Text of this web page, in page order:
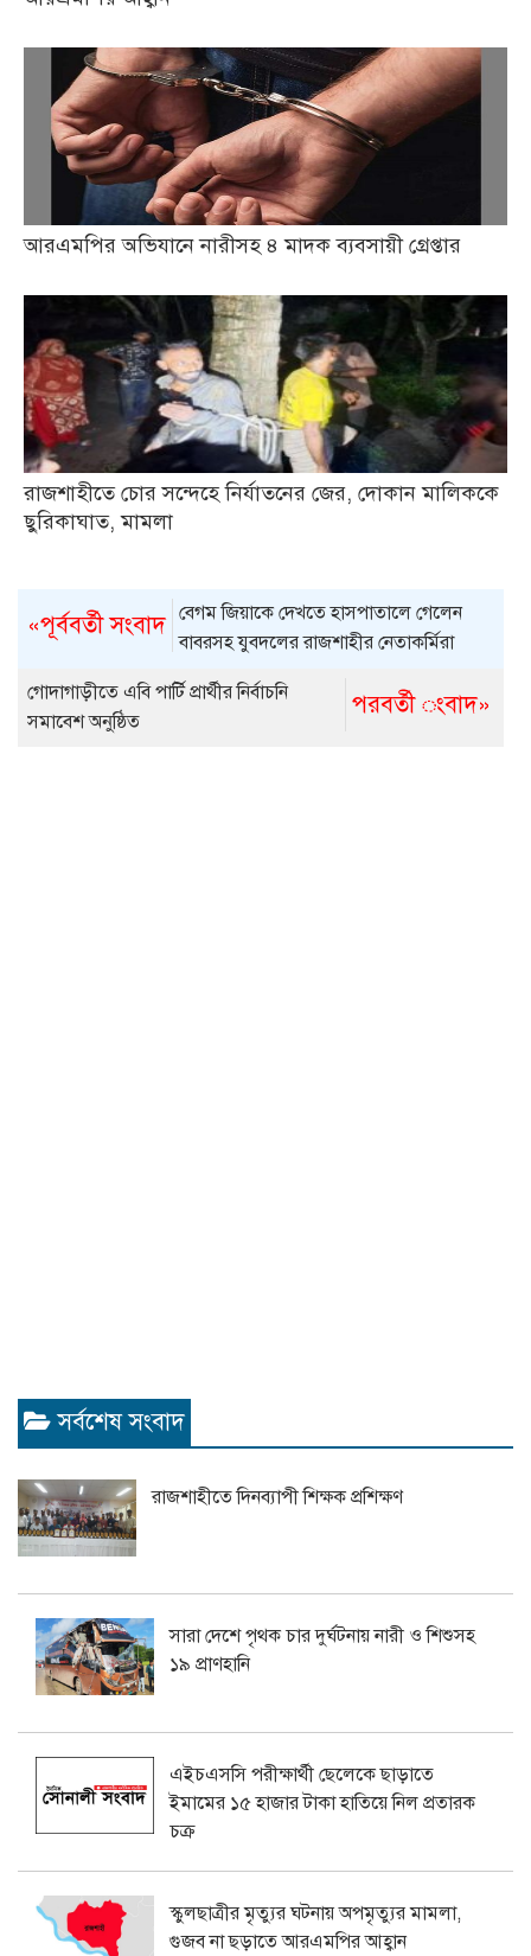
আরএমপির অভিযানে নারীসহ ৪ মাদক ব্যবসায়ী গ্রেপ্তার
রাজশাহীতে চোর সন্দেহে নির্যাতনের জের, দোকান মালিককে
ছুরিকাঘাত, মামলা
«পূর্ববর্তী সংবাদ বেগম জিয়াকে দেখতে হাসপাতালে গেলেন
বাবরসহ যুবদলের রাজশাহীর নেতাকর্মিরা
পরবর্তী ংবাদ»
গোদাগাড়ীতে এবি পার্টি প্রার্থীর নির্বাচনি
সমাবেশ অনুষ্ঠিত
সর্বশেষ সংবাদ
রাজশাহীতে দিনব্যাপী শিক্ষক প্রশিক্ষণ
সারা দেশে পৃথক চার দুর্ঘটনায় নারী ও শিশুসহ
১৯ প্রাণহানি
এইচএসসি পরীক্ষার্থী ছেলেকে ছাড়াতে
ইমামের ১৫ হাজার টাকা হাতিয়ে নিল প্রতারক
চক্র
স্কুলছাত্রীর মৃত্যুর ঘটনায় অপমৃত্যুর মামলা,
গুজব না ছড়াতে আরএমপির আহ্বান